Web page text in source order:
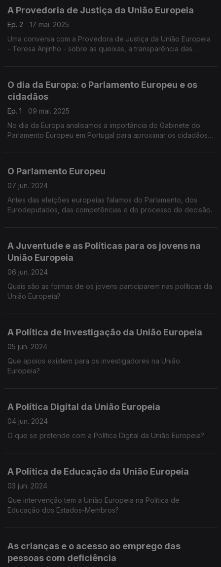
A Provedoria de Justiça da União Europeia
Ep. 2
17 mai. 2025
Uma conversa com a Provedora de Justiça da União Europeia
- Teresa Anjinho - sobre as queixas, a transparência das
O dia da Europa: o Parlamento Europeu e os
cidadãos
Ep. 1
09 mai. 2025
No dia da Europa analisamos a importância do Gabinete do
Parlamento Europeu em Portugal para aproximar os cidadãos
O Parlamento Europeu
07 jun. 2024
Antes das eleições europeias falamos do Parlamento, dos
Eurodeputados, das competências e do processo de decisão.
A Juventude e as Políticas para os jovens na
União Europeia
06 jun. 2024
Quais são as formas de os jovens participarem nas políticas da
União Europeia?
A Política de Investigação da União Europeia
05 jun. 2024
Que apoios existem para os investigadores na União
Europeia?
A Política Digital da União Europeia
04 jun. 2024
O que se pretende com a Política Digital da União Europeia?
A Política de Educação da União Europeia
03 jun. 2024
Que intervenção tem a União Europeia na Política de
Educação dos Estados-Membros?
As crianças e o acesso ao emprego das
pessoas com deficiência